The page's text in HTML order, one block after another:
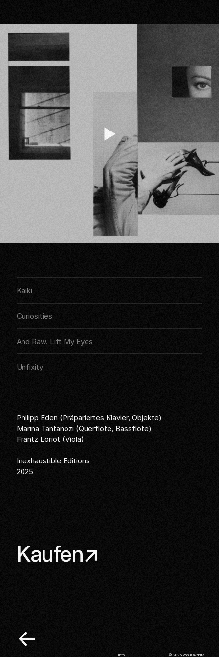
Hören
Hören
Kaiki
Hören
Curiosities
Hören
And Raw, Lift My Eyes
Hören
Unfixity
Philipp Eden (Präpariertes Klavier, Objekte)
Marina Tantanozi (Querflöte, Bassflöte)
Frantz Loriot (Viola)
Inexhaustible Editions
2025
Links
Kaufen
Info © 2025 von Kakonita